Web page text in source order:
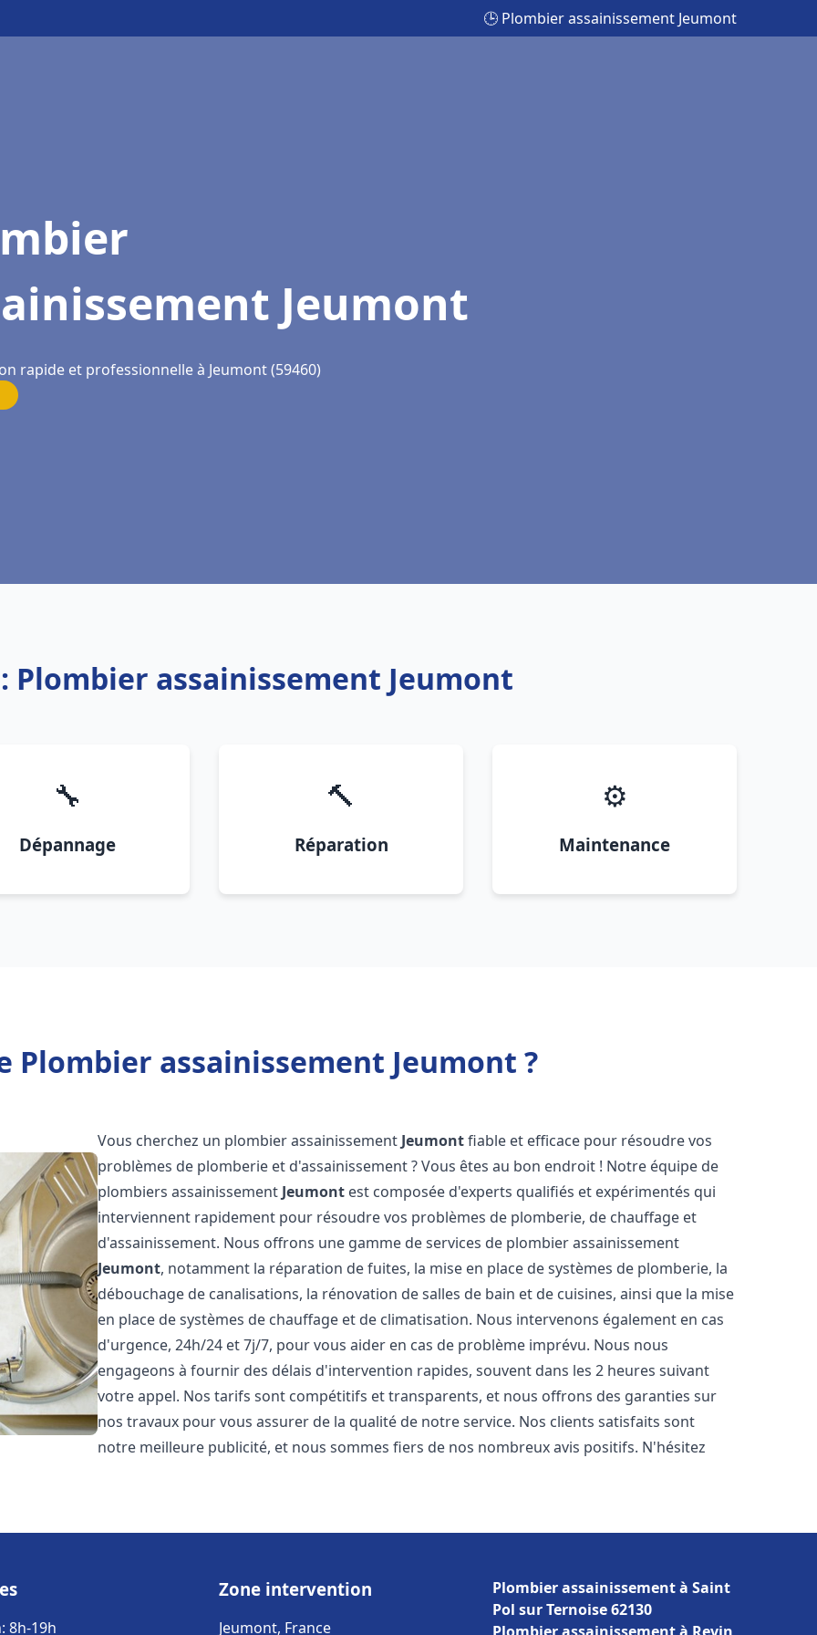
🕒 Plombier assainissement Jeumont
Jeumont
rapide et professionnelle à Jeumont (59460)
Plombier assainissement Jeumont
🔧
Dépannage
🔨
Réparation
⚙️
Maintenance
Plombier assainissement Jeumont ?
Vous cherchez un plombier assainissement Jeumontfiable et efficace pour résoudre vos
problèmes de plomberie et d'assainissement ? Vous êtes au bon endroit ! Notre équipe de
plombiers assainissement Jeumont est composée d'experts qualifiés et expérimentés qui
interviennent rapidement pour résoudre vos problèmes de plomberie, de chauffage et
d'assainissement. Nous offrons une gamme de services de plombier assainissement
Jeumont, notamment la réparation de fuites, la mise en place de systèmes de plomberie, la
débouchage de canalisations, la rénovation de salles de bain et de cuisines, ainsi que la mise
en place de systèmes de chauffage et de climatisation. Nous intervenons également en cas
d'urgence, 24h/24 et 7j/7, pour vous aider en cas de problème imprévu. Nous nous
engageons à fournir des délais d'intervention rapides, souvent dans les 2 heures suivant
votre appel. Nos tarifs sont compétitifs et transparents, et nous offrons des garanties sur
nos travaux pour vous assurer de la qualité de notre service. Nos clients satisfaits sont
notre meilleure publicité, et nous sommes fiers de nos nombreux avis positifs. N'hésitez
8h-19h
Zone intervention
Jeumont, France
Plombier assainissement à Saint
Pol sur Ternoise 62130